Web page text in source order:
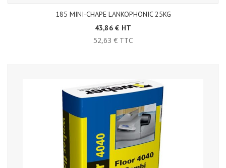
185 MINI-CHAPE LANKOPHONIC 25KG
43,86 € HT
52,63 € TTC